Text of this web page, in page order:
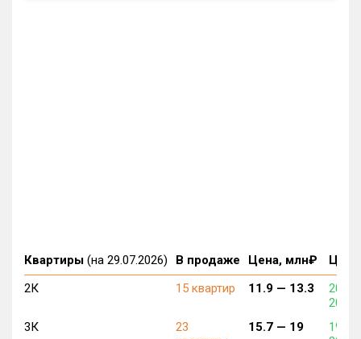
Квартиры (на 29.07.2026) В продаже Цена, млн₽
2К
15 квартир 11.9 — 13.3
200
203
3К
23
15.7 — 19
198